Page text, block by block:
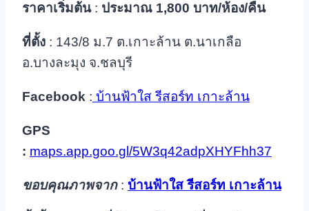
ราคาเริ่มต้น: ประมาณ 1,800 บาท/ห้อง/คืน
ที่ตั้ง : 143/8 ม.7 ต.เกาะล้าน ต.นาเกลือ
อ.บางละมุง จ.ชลบุรี
Facebook : บ้านฟ้าใส รีสอร์ท เกาะล้าน
GPS
: maps.app.goo.gl/5W3q42adpXHYFhh37
ขอบคุณภาพจาก: บ้านฟ้าใส รีสอร์ท เกาะล้าน